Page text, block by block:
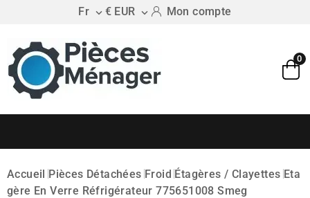
Fr  € EUR  Mon compte
0
Accueil Pièces Détachées Froid Étagères / Clayettes Eta
Gère En Verre Réfrigérateur 775651008 Smeg